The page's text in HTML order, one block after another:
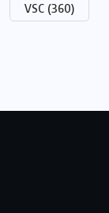
VSC (360)